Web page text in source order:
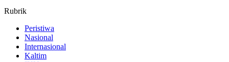
Rubrik
Peristiwa
Nasional
Internasional
Kaltim